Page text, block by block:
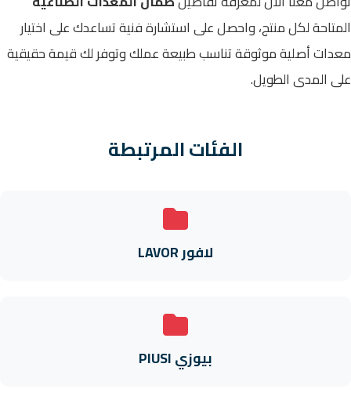
المتاحة لكل منتج، واحصل على استشارة فنية تساعدك على اختيار
معدات أصلية موثوقة تناسب طبيعة عملك وتوفر لك قيمة حقيقية
على المدى الطويل.
الفئات المرتبطة
لافور LAVOR
بيوزي PIUSI